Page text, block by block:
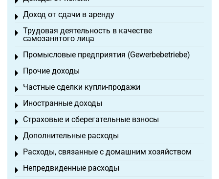
Доход от сдачи в аренду
Toggle menu
Трудовая деятельность в качестве
самозанятого лица
Toggle menu
Промысловые предприятия (Gewerbebetriebe)
Toggle menu
Прочие доходы
Toggle menu
Частные сделки купли-продажи
Toggle menu
Иностранные доходы
Toggle menu
Страховые и сберегательные взносы
Toggle menu
Дополнительные расходы
Toggle menu
Расходы, связанные с домашним хозяйством
Toggle menu
Непредвиденные расходы
Toggle menu